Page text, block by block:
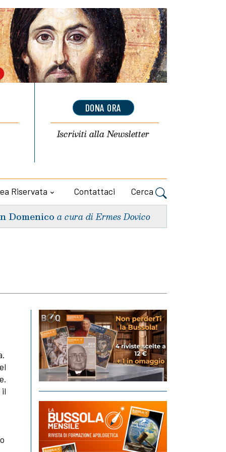
DONA ORA
Iscriviti allaNewsletter
Riservata Contattaci Cerca
Domenico a cura di Ermes Dovico